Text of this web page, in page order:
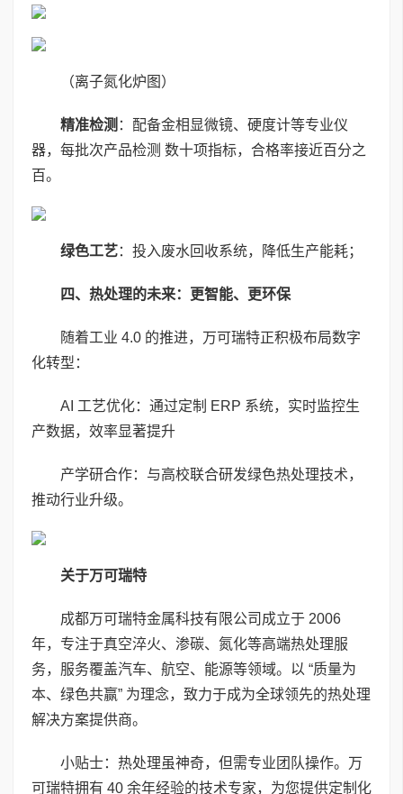
（离子氮化炉图）
精准检测 ：配备金相显微镜、硬度计等专业仪
器，每批次产品检测 数十项指标，合格率接近百分之
百。
绿色工艺：投入废水回收系统，降低生产能耗；
四、热处理的未来：更智能、更环保
随着工业 4.0 的推进，万可瑞特正积极布局数字
化转型：
AI 工艺优化：通过定制 ERP 系统，实时监控生
产数据，效率显著提升
产学研合作：与高校联合研发绿色热处理技术，
推动行业升级。
关于万可瑞特
成都万可瑞特金属科技有限公司成立于 2006
年，专注于真空淬火、渗碳、氮化等高端热处理服
务，服务覆盖汽车、航空、能源等领域。以 “质量为
本、绿色共赢” 为理念，致力于成为全球领先的热处理
解决方案提供商。
小贴士：热处理虽神奇，但需专业团队操作。万
可瑞特拥有 40 余年经验的技术专家，为您提供定制化